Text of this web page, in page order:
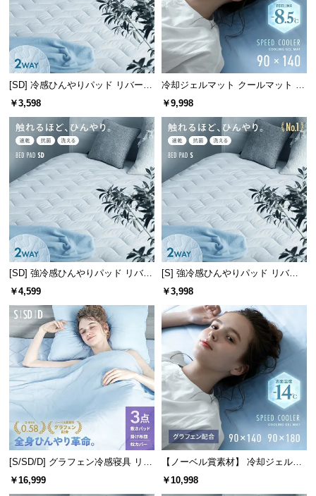
[SD] 冷感ひんやりパッド リバーシ
ブル 速乾 抗菌 洗える
￥3,598
冷却ジェルマット クールマット プ
レミアムタイプ 90×140cm
￥9,998
[SD] 強冷感ひんやりパッド リバー
シブル プレミアム 速乾 抗菌 洗え
￥4,599
[S] 強冷感ひんやりパッド リバー
シブル プレミアム 速乾 抗菌 洗え
￥3,998
[S/SD/D] グラフェン冷感寝具 リバ
ーシブル 3点セット 速乾 抗菌 洗え
￥16,999
【ノーベル賞素材】 冷却ジェルマ
ット クールマット 表面温度-14℃
￥10,998